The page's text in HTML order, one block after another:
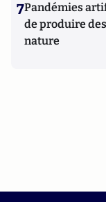
7Pandémies
de produire
nature